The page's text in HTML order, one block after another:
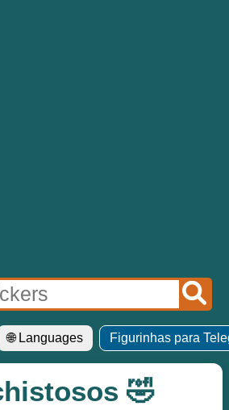
🌐 Languages Figurinhas para
🤣